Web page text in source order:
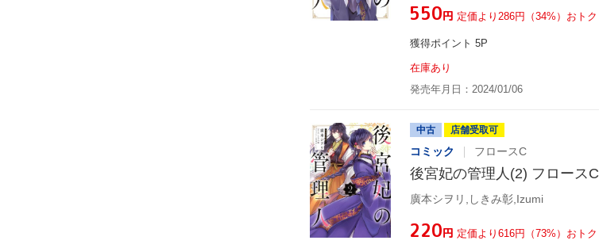
¥550円 定価より286円（34%）おトク
獲得ポイント 5P
在庫あり
発売年月日：2024/01/06
中古 店舗受取可
コミック フロースC
後宮妃の管理人(2) フロースC
廣本シヲリ,しきみ彰,Izumi
¥220円 定価より616円（73%）おトク